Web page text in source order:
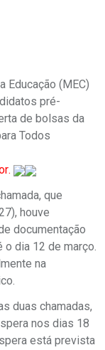
Educação (MEC)
pré-
de bolsas da
Todos
.
que
houve
documentação
dia 12 de março.
na
duas chamadas,
nos dias 18
está prevista